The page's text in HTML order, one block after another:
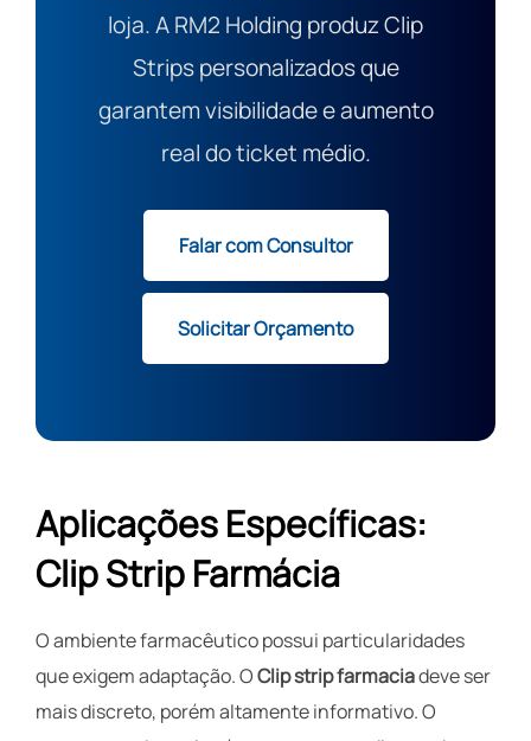
loja. A RM2 Holding produz Clip
Strips personalizados que
garantem visibilidade e aumento
real do ticket médio.
Falar com Consultor
Solicitar Orçamento
Aplicações Específicas:
Clip Strip Farmácia
O ambiente farmacêutico possui particularidades
que exigem adaptação. OClip strip farmaciadeve ser
mais discreto, porém altamente informativo. O